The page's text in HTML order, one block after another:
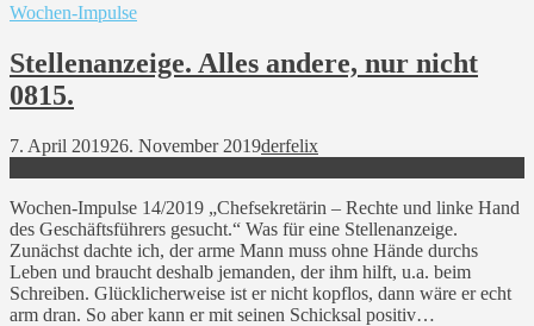
Wochen-Impulse
Stellenanzeige. Alles andere, nur nicht
0815.
7. April 201926. November 2019derfelix
Wochen-Impulse 14/2019 „Chefsekretärin – Rechte und linke Hand
des Geschäftsführers gesucht.“ Was für eine Stellenanzeige.
Zunächst dachte ich, der arme Mann muss ohne Hände durchs
Leben und braucht deshalb jemanden, der ihm hilft, u.a. beim
Schreiben. Glücklicherweise ist er nicht kopflos, dann wäre er echt
arm dran. So aber kann er mit seinen Schicksal positiv…